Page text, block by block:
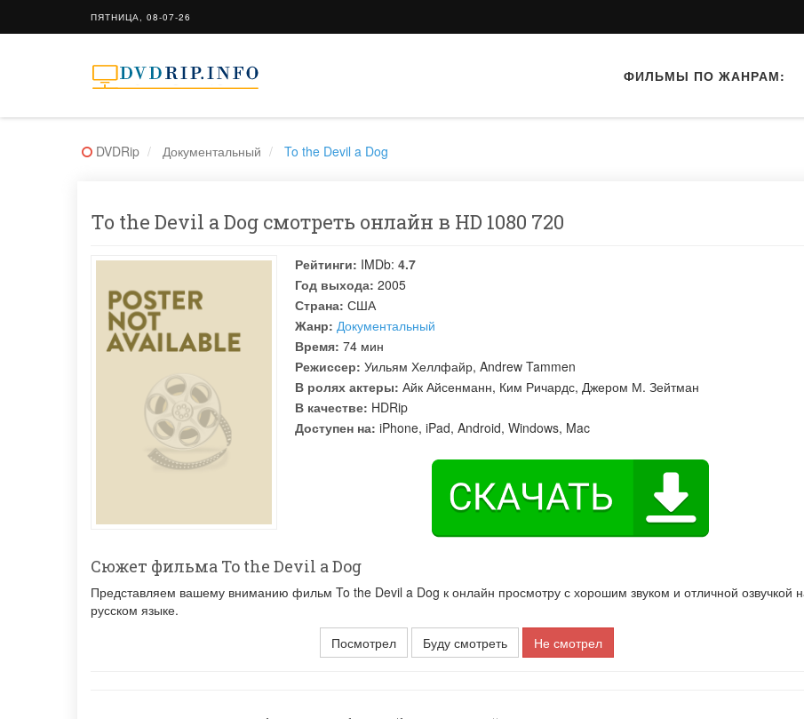
ПЯТНИЦА, 08-07-26
ФИЛЬМЫ ПО ЖАНРАМ:
DVDRip Документальный To the Devil a Dog
To the Devil a Dog смотреть онлайн в HD 1080 720
Рейтинги: IMDb: 4.7
Год выхода: 2005
Страна: США
Жанр: Документальный
Время: 74 мин
Режиссер: Уильям Хеллфайр, Andrew Tammen
В ролях актеры: Айк Айсенманн, Ким Ричардс, Джером М. Зейтман
В качестве: HDRip
Доступен на: iPhone, iPad, Android, Windows, Mac
Сюжет фильма To the Devil a Dog
Представляем вашему вниманию фильм To the Devil a Dog к онлайн просмотру с хорошим звуком и отличной озвучкой
русском языке.
Посмотрел
Буду смотреть Не смотрел